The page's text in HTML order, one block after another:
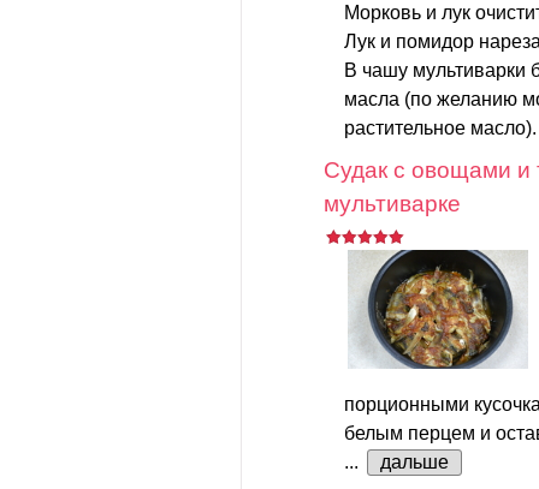
Морковь и лук
Лук и помидор
В чашу мультиварки
масла (по желанию
растительное
Судак с овощами и
мультиварке
порционными
белым перцем и
...
дальше